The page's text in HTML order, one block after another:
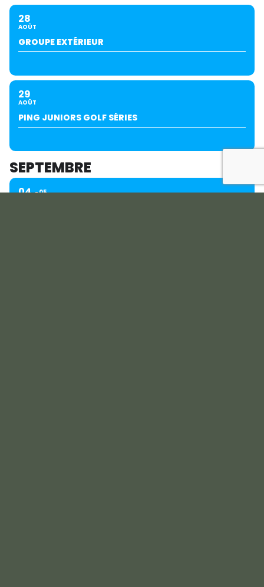
28
AOÛT
GROUPE EXTÉRIEUR
29
AOÛT
PING JUNIORS GOLF SÉRIES
SEPTEMBRE
04 05